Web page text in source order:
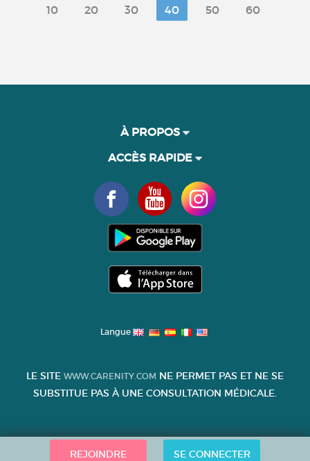
10 20 30 40 50 60
REJOINDRE SE CONNECTER
À PROPOS
ACCÈS RAPIDE
Langue
LE SITE WWW.CARENITY.COM NE PERMET PAS ET NE SE
SUBSTITUE PAS À UNE CONSULTATION MÉDICALE.